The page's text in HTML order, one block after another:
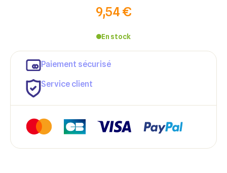
9,54 €
En stock
Paiement sécurisé
Service client
Ajouter à ma liste d'envies
Créer une nouvelle liste
Créer une liste d'envies
Connexion
Vous devez être connecté pour ajouter des produits à votre